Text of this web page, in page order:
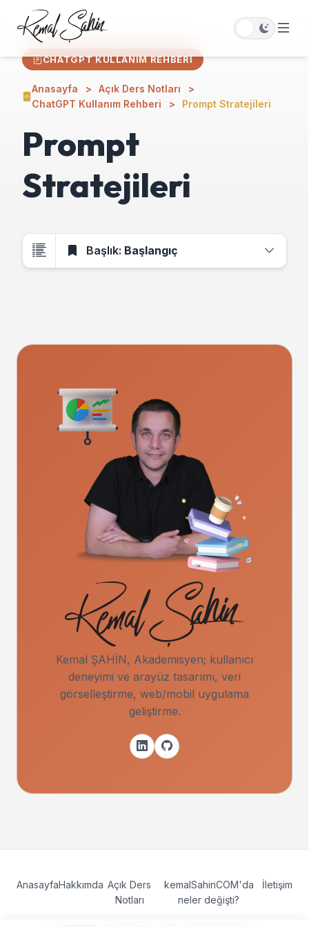
CHATGPT KULLANIM REHBERI
Anasayfa
Açık Ders Notları
ChatGPT Kullanım Rehberi
Prompt Stratejileri
Prompt
Stratejileri
Başlık: Başlangıç
Kemal ŞAHİN, Akademisyen; kullanıcı
deneyimi ve arayüz tasarımı, veri
görselleştirme, web/mobil uygulama
geliştirme.
AnasayfaHakkımda Açık Ders
Notları
kemalSahinCOM'da
neler değişti?
İletişim